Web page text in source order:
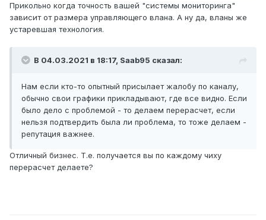
Прикольно когда точность вашей "системы мониторинга"
зависит от размера управляющего влана. А ну да, вланы же
устаревшая технология.
В 04.03.2021 в 18:17, Saab95 сказал:
Нам если кто-то опытный присылает жалобу по каналу,
обычно свои графики прикладывают, где все видно. Если
было дело с проблемой - то делаем перерасчет, если
нельзя подтвердить была ли проблема, то тоже делаем -
репутация важнее.
Отличный бизнес. Т.е. получается вы по каждому чиху
перерасчет делаете?